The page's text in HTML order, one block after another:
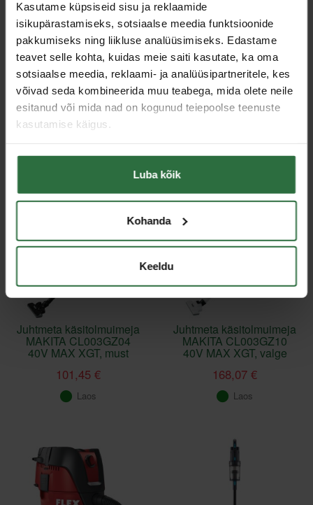
Kasutame küpsiseid sisu ja reklaamide
isikupärastamiseks, sotsiaalse meedia funktsioonide
pakkumiseks ning liikluse analüüsimiseks. Edastame
teavet selle kohta, kuidas meie saiti kasutate, ka oma
sotsiaalse meedia, reklaami- ja analüüsipartneritele, kes
võivad seda kombineerida muu teabega, mida olete neile
esitanud või mida nad on kogunud teiepoolse teenuste
kasutamise käigus.
Luba kõik
Kohanda
Keeldu
Juhtmeta tolmuimeja
MAKITA DCL286FZB
152,69 €
Akutolmuimeja MAKITA
DCL286FZW
Allahinnatud!
Juhtmeta käsitolmuimeja
MAKITA CL003GZ04
40V MAX XGT, must
101,45 €
Laos
Allahinnatud!
Juhtmeta käsitolmuimeja
MAKITA CL003GZ10
40V MAX XGT, valge
168,07 €
Laos